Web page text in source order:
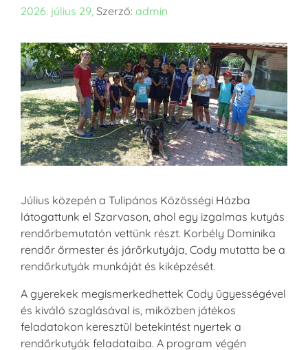
2026. július 29, Szerző: admin
Július közepén a Tulipános Közösségi Házba
látogattunk el Szarvason, ahol egy izgalmas kutyás
rendőrbemutatón vettünk részt. Korbély Dominika
rendőr őrmester és járőrkutyája, Cody mutatta be a
rendőrkutyák munkáját és kiképzését.
A gyerekek megismerkedhettek Cody ügyességével
és kiváló szaglásával is, miközben játékos
feladatokon keresztül betekintést nyertek a
rendőrkutyák feladataiba. A program végén